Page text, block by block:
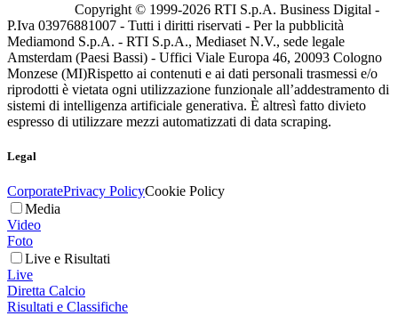
Copyright © 1999-2026 RTI S.p.A. Business Digital -
P.Iva 03976881007 - Tutti i diritti riservati - Per la pubblicità
Mediamond S.p.A. - RTI S.p.A., Mediaset N.V., sede legale
Amsterdam (Paesi Bassi) - Uffici Viale Europa 46, 20093 Cologno
Monzese (MI)Rispetto ai contenuti e ai dati personali trasmessi e/o
riprodotti è vietata ogni utilizzazione funzionale all’addestramento di
sistemi di intelligenza artificiale generativa. È altresì fatto divieto
espresso di utilizzare mezzi automatizzati di data scraping.
Legal
CorporatePrivacy PolicyCookie Policy
Media
Video
Foto
Live e Risultati
Live
Diretta Calcio
Risultati e Classifiche